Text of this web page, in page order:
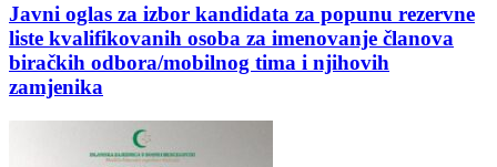
Javni oglas za izbor kandidata za popunu rezervne
liste kvalifikovanih osoba za imenovanje članova
biračkih odbora/mobilnog tima i njihovih
zamjenika